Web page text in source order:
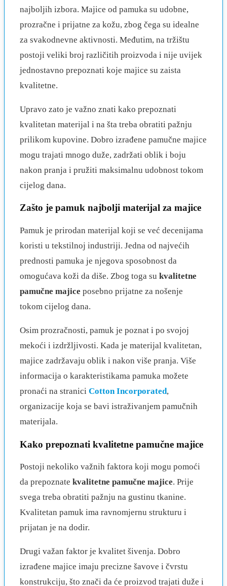
najboljih izbora. Majice od pamuka su udobne,
prozračne i prijatne za kožu, zbog čega su idealne
za svakodnevne aktivnosti. Međutim, na tržištu
postoji veliki broj različitih proizvoda i nije uvijek
jednostavno prepoznati koje majice su zaista
kvalitetne.
Upravo zato je važno znati kako prepoznati
kvalitetan materijal i na šta treba obratiti pažnju
prilikom kupovine. Dobro izrađene pamučne majice
mogu trajati mnogo duže, zadržati oblik i boju
nakon pranja i pružiti maksimalnu udobnost tokom
cijelog dana.
Zašto je pamuk najbolji materijal za majice
Pamuk je prirodan materijal koji se već decenijama
koristi u tekstilnoj industriji. Jedna od najvećih
prednosti pamuka je njegova sposobnost da
omogućava koži da diše. Zbog toga su kvalitetne
pamučne majice posebno prijatne za nošenje
tokom cijelog dana.
Osim prozračnosti, pamuk je poznat i po svojoj
mekoći i izdržljivosti. Kada je materijal kvalitetan,
majice zadržavaju oblik i nakon više pranja. Više
informacija o karakteristikama pamuka možete
pronaći na stranici Cotton Incorporated,
organizacije koja se bavi istraživanjem pamučnih
materijala.
Kako prepoznati kvalitetne pamučne majice
Postoji nekoliko važnih faktora koji mogu pomoći
da prepoznate kvalitetne pamučne majice. Prije
svega treba obratiti pažnju na gustinu tkanine.
Kvalitetan pamuk ima ravnomjernu strukturu i
prijatan je na dodir.
Drugi važan faktor je kvalitet šivenja. Dobro
izrađene majice imaju precizne šavove i čvrstu
konstrukciju, što znači da će proizvod trajati duže i